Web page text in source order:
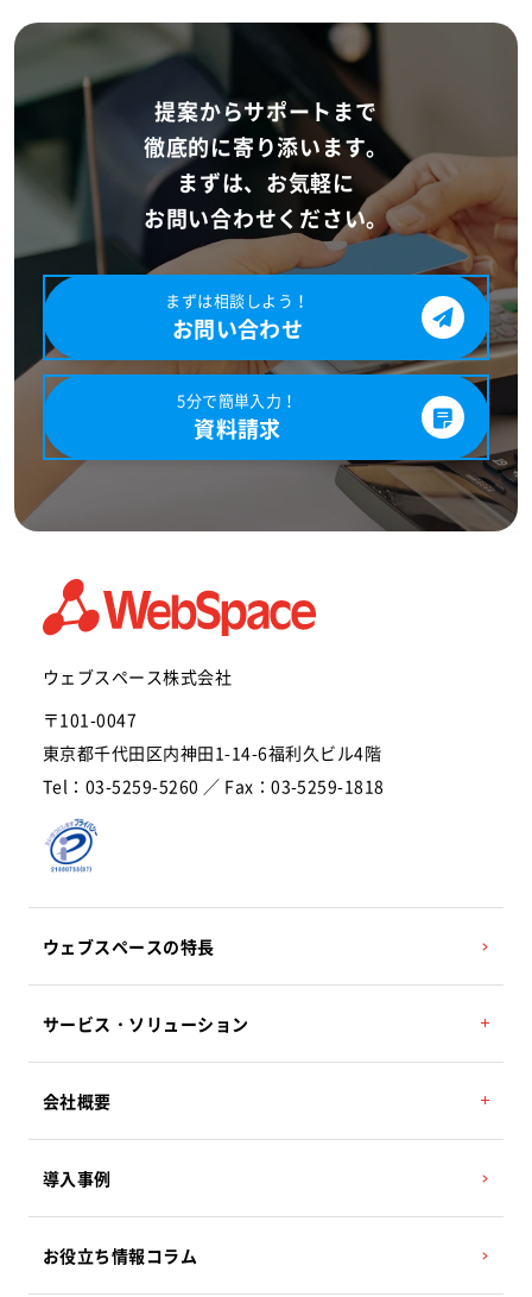
提案からサポートまで
徹底的に寄り添います。
まずは、お気軽に
お問い合わせください。
まずは相談しよう！
お問い合わせ
5分で簡単入力！
資料請求
ウェブスペース株式会社
〒101-0047
東京都千代田区内神田1-14-6福利久ビル4階
Tel：03-5259-5260 ／ Fax：03-5259-1818
ウェブスペースの特長
サービス・ソリューション
コンビニ収納代行サービス／MMK設置
ハウス電子マネーサービス
会社概要
経営理念
事業所案内
導入事例
お役立ち情報コラム